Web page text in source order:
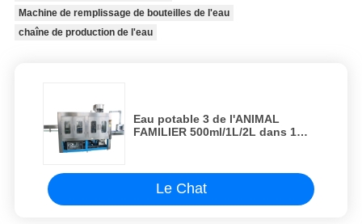
Machine de remplissage de bouteilles de l'eau
chaîne de production de l'eau
Eau potable 3 de l'ANIMAL
FAMILIER 500ml/1L/2L dans 1
Le Chat